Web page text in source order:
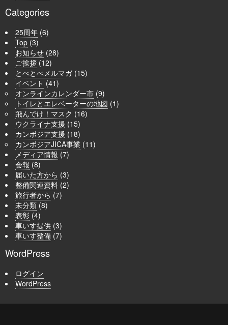
Categories
25周年 (6)
Top (3)
お知らせ (28)
ご挨拶 (12)
とべとべメルマガ(15)
イベント (41)
オンラインカレンダー市 (9)
トイレとエレベーターの地図 (1)
飛んでけ！マスク (16)
ウクライナ支援 (15)
カンボジア支援 (18)
カンボジアJICA事業 (11)
メディア情報 (7)
会報 (8)
届いた方から (3)
整備関連資料 (2)
旅行者から (7)
未分類 (8)
表彰 (4)
車いす提供 (3)
車いす整備 (7)
WordPress
ログイン
WordPress